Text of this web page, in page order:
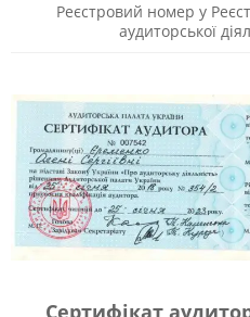
Реєстровий номер у
аудиторської